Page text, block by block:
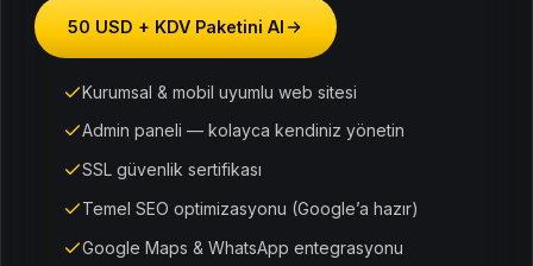
50 USD + KDV Paketini Al
Kurumsal & mobil uyumlu web sitesi
Admin paneli — kolayca kendiniz yönetin
SSL güvenlik sertifikası
Temel SEO optimizasyonu (Google’a hazır)
Google Maps & WhatsApp entegrasyonu